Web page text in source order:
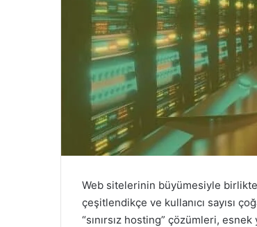
Web sitelerinin büyümesiyle
çeşitlendikçe ve kullanıcı sayısı
“sınırsız hosting” çözümleri, esnek